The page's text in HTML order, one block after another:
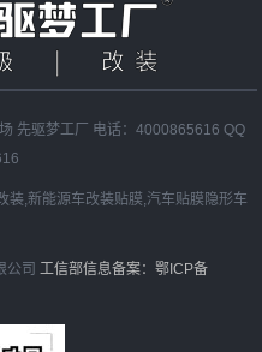
先驱梦工厂 电话：4000865616 QQ
装,新能源车改装贴膜,汽车贴膜隐形车
公司 工信部信息备案：鄂ICP备